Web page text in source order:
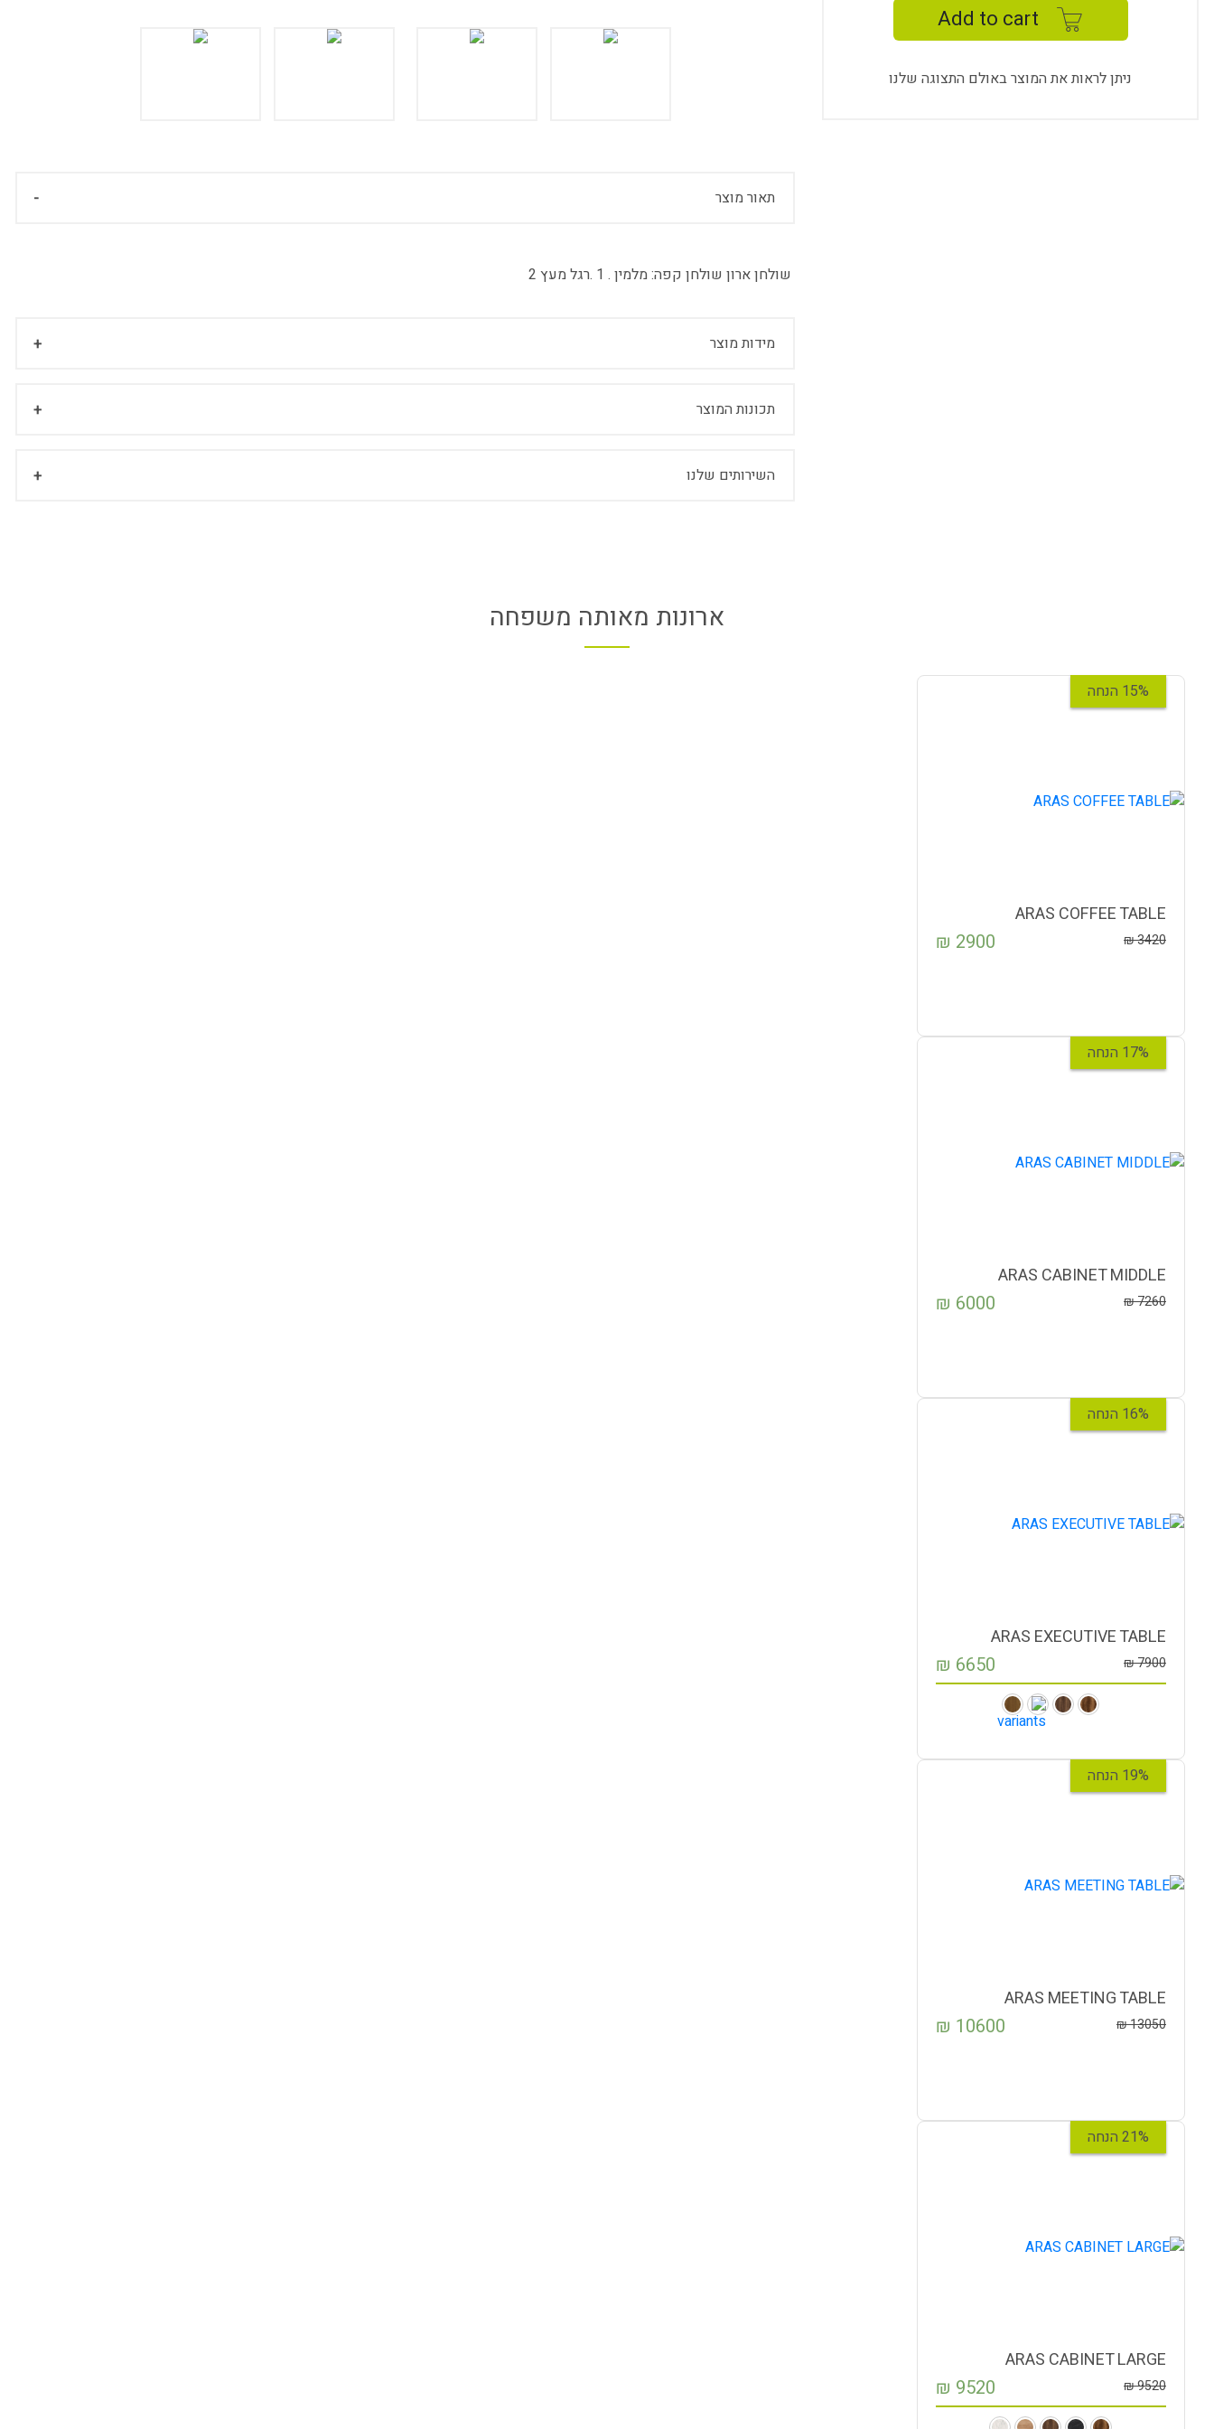
Add to cart
ניתן לראות את המוצר באולם התצוגה שלנו
תאור מוצר
שולחן ארון שולחן קפה:מלמין . 1 .רגל מעץ 2
מידות מוצר
תכונות המוצר
השירותים שלנו
ארונות מאותה משפחה
15% הנחה
ARAS COFFEE TABLE
3420
₪
2900
₪
17% הנחה
ARAS CABINET MIDDLE
7260
₪
6000
₪
16% הנחה
ARAS EXECUTIVE TABLE
7900
₪
6650
₪
19% הנחה
ARAS MEETING TABLE
13050
₪
10600
₪
21% הנחה
ARAS CABINET LARGE
9520
₪
9520
₪